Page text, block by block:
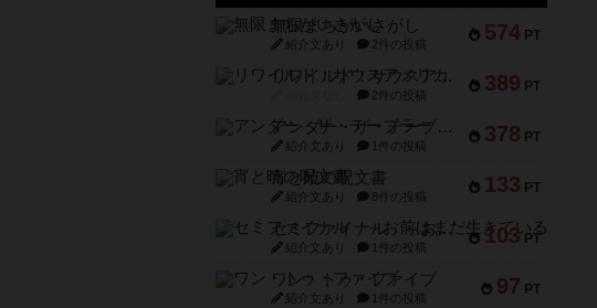
574 PT
無限まちがいさがし
紹介文あり 2件の投稿
389 PT
リワイルド：サウスアメリカ
2件の投稿
378 PT
アンダー・ザ・テーブラー
紹介文あり 1件の投稿
133 PT
宵と暁の呪文書
紹介文あり 8件の投稿
103 PT
セミファイナル ～お前はまだ生きている～
紹介文あり 1件の投稿
97 PT
ワン・トゥ・ファイブ
紹介文あり 1件の投稿